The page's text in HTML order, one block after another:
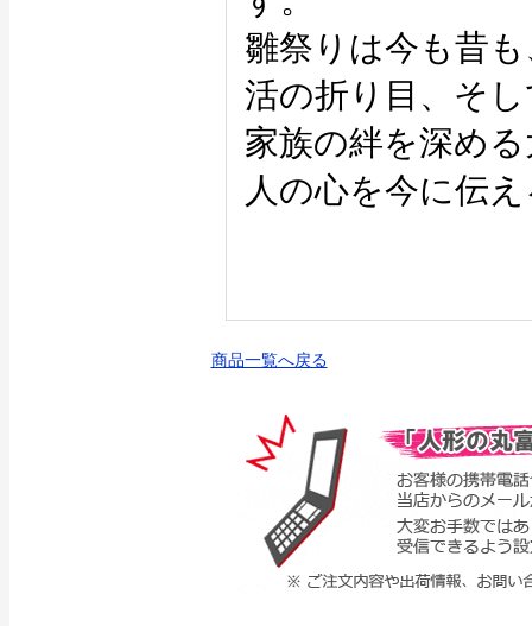
雛祭りは今も昔
活の折り目、そ
家族の絆を深め
人の心を今に伝
商品一覧へ戻る